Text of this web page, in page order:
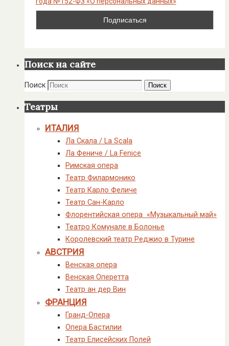
Поиск на сайте
Поиск Поиск
Театры
ИТАЛИЯ
Ла Скала / La Scala
Ла Фениче / La Fenice
Римская опера
Театр Филармонико
Театр Карло Феличе
Театр Сан-Карло
Флорентийская опера «Музыкальный май»
Театро Комунале в Болонье
Королевский театр Реджио в Турине
АВСТРИЯ
Венская опера
Венская Оперетта
Театр ан дер Вин
ФРАНЦИЯ
Гранд-Опера
Опера Бастилии
Театр Елисейских Полей